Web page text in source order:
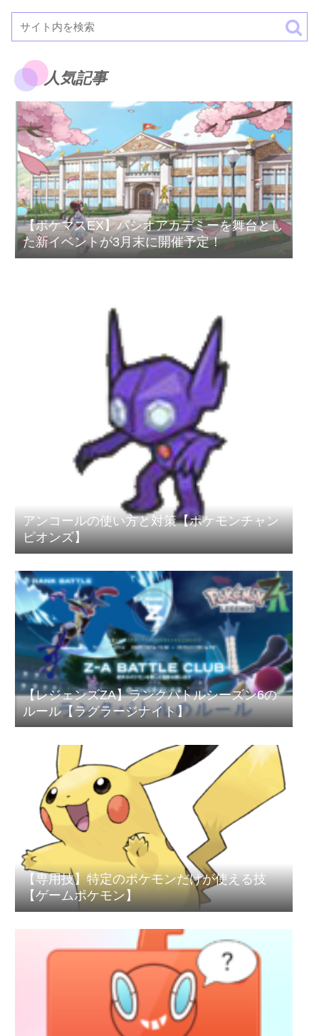
人気記事
【ポケマスEX】パシオアカデミーを舞台とし
た新イベントが3月末に開催予定！
アンコールの使い方と対策【ポケモンチャン
ピオンズ】
【レジェンズZA】ランクバトルシーズン6の
ルール【ラグラージナイト】
【専用技】特定のポケモンだけが使える技
【ゲームポケモン】